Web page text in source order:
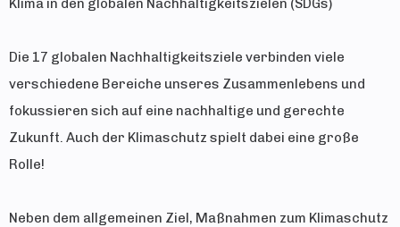
Klima in den globalen Nachhaltigkeitszielen (SDGs)
Die 17 globalen Nachhaltigkeitsziele verbinden viele
verschiedene Bereiche unseres Zusammenlebens und
fokussieren sich auf eine nachhaltige und gerechte
Zukunft. Auch der Klimaschutz spielt dabei eine große
Rolle!
Neben dem allgemeinen Ziel, Maßnahmen zum Klimaschutz